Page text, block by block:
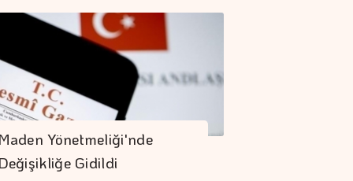
Maden Yönetmeliği'nde
Değişikliğe Gidildi